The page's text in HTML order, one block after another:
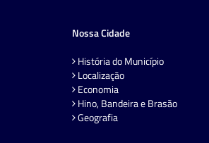
Nossa Cidade
História do Município
Localização
Economia
Hino, Bandeira e Brasão
Geografia